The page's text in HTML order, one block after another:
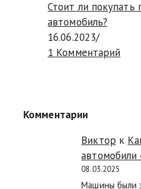
Стоит ли покупать
автомобиль?
16.06.2023/
1 Комментарий
Комментарии
Виктор к
автомобили
08.03.2025
Машины были